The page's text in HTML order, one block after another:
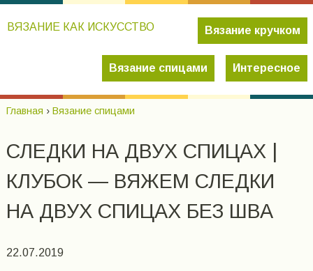
ВЯЗАНИЕ КАК ИСКУССТВО Вязание кручком
Вязание спицами Интересное
Главная › Вязание спицами
СЛЕДКИ НА ДВУХ СПИЦАХ |
КЛУБОК — ВЯЖЕМ СЛЕДКИ
НА ДВУХ СПИЦАХ БЕЗ ШВА
22.07.2019